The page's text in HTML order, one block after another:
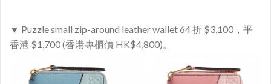
▼ Puzzle small zip-around leather wallet 64 折 $3,100，平
香港 $1,700 (香港專櫃價 HK$4,800)​。